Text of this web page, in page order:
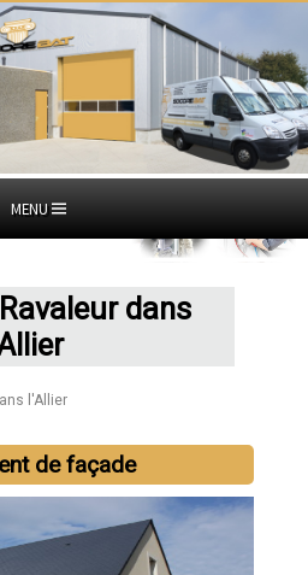
MENU
dans
l'Allier
de façade